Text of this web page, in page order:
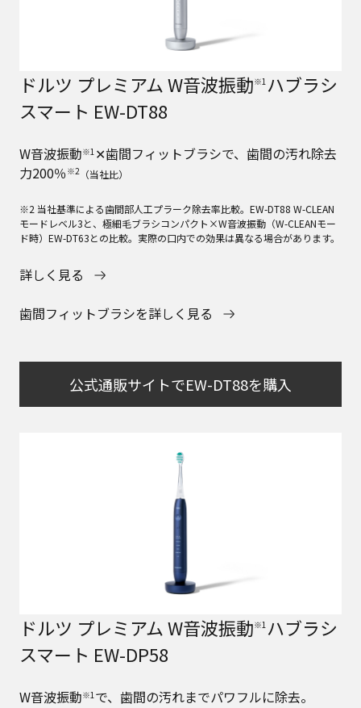
ドルツ プレミアム W音波振動※1 ハブラシ
スマート EW-DT88
W音波振動※1 ✕歯間フィットブラシで、歯間の汚れ除去
力200％ ※2 （当社比）
※2 当社基準による歯間部人工プラーク除去率比較。EW-DT88 W-CLEAN
モードレベル3と、極細毛ブラシコンパクト×W音波振動（W-CLEANモー
ド時）EW-DT63との比較。実際の口内での効果は異なる場合があります。
詳しく見る
歯間フィットブラシを詳しく見る
公式通販サイトでEW-DT88を購入
ドルツ プレミアム W音波振動※1 ハブラシ
スマート EW-DP58
W音波振動※1で、歯間の汚れまでパワフルに除去。